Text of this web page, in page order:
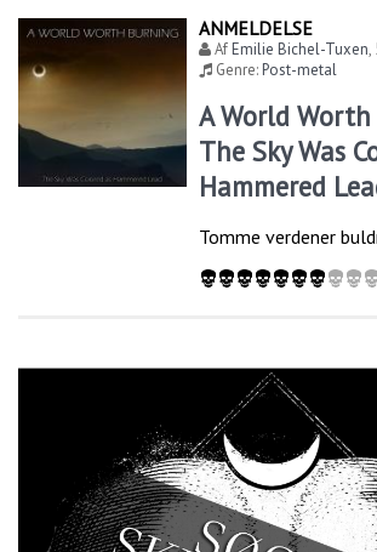
ANMELDELSE
AfEmilie Bichel-Tuxen,
Genre:Post-metal
A World
The Sky Was
Hammered
Tomme verdener